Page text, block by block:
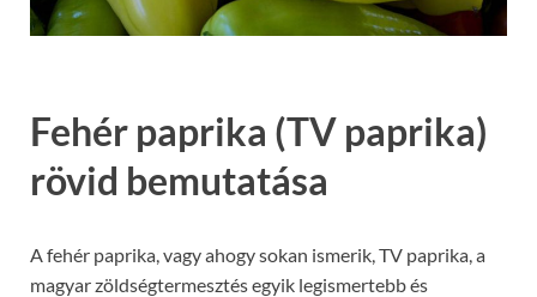
Fehér paprika (TV paprika)
rövid bemutatása
A fehér paprika, vagy ahogy sokan ismerik, TV paprika, a
magyar zöldségtermesztés egyik legismertebb és